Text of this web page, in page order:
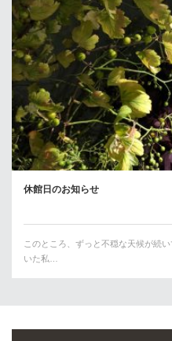
休館日のお知らせ
このところ、ずっと不穏な天候が続
いた私…